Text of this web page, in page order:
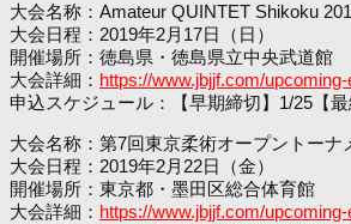
大会名称：Amateur QUINTET Shikoku
大会日程：2019年2月17日（日）
開催場所：徳島県・徳島県立中央武道館
大会詳細： https://www.jbjjf.com/
申込スケジュール：【早期締切】1/25【
大会名称：第7回東京柔術オープントーナ
大会日程：2019年2月22日（金）
開催場所：東京都・墨田区総合体育館
大会詳細： https://www.jbjjf.com/